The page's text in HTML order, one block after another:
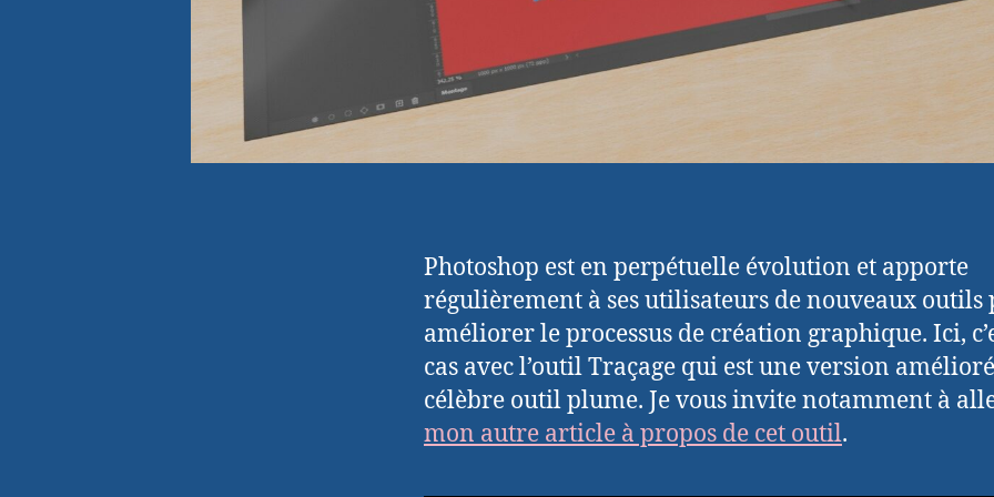
Photoshop est en perpétuelle évolution et apporte
régulièrement à ses utilisateurs de nouveaux outils
améliorer le processus de création graphique. Ici,
cas avec l’outil Traçage qui est une version
célèbre outil plume. Je vous invite notamment à
mon autre article à propos de cet outil.